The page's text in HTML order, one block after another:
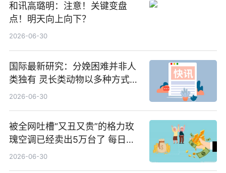
和讯高璐明：注意！关键变盘
点！明天向上向下？
2026-06-30
国际最新研究：分娩困难并非人
类独有 灵长类动物以多种方式演
化|最新消息
2026-06-30
被全网吐槽“又丑又贵”的格力玫
瑰空调已经卖出5万台了 每日热
文
2026-06-30